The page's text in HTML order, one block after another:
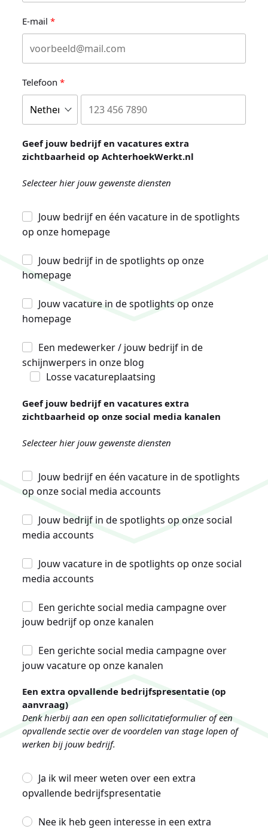
E-mail
Telefoon
Geef jouw bedrijf en vacatures extra
zichtbaarheid op AchterhoekWerkt.nl
Selecteer hier jouw gewenste diensten
Jouw bedrijf en één vacature in de spotlights
op onze homepage
Jouw bedrijf in de spotlights op onze
homepage
Jouw vacature in de spotlights op onze
homepage
Een medewerker / jouw bedrijf in de
schijnwerpers in onze blog
Losse vacatureplaatsing
Geef jouw bedrijf en vacatures extra
zichtbaarheid op onze social media kanalen
Selecteer hier jouw gewenste diensten
Jouw bedrijf en één vacature in de spotlights
op onze social media accounts
Jouw bedrijf in de spotlights op onze social
media accounts
Jouw vacature in de spotlights op onze social
media accounts
Een gerichte social media campagne over
jouw bedrijf op onze kanalen
Een gerichte social media campagne over
jouw vacature op onze kanalen
Een extra opvallende bedrijfspresentatie (op
aanvraag)
Denk hierbij aan een open sollicitatieformulier of een
opvallende sectie over de voordelen van stage lopen of
werken bij jouw bedrijf.
Ja ik wil meer weten over een extra
opvallende bedrijfspresentatie
Nee ik heb geen interesse in een extra